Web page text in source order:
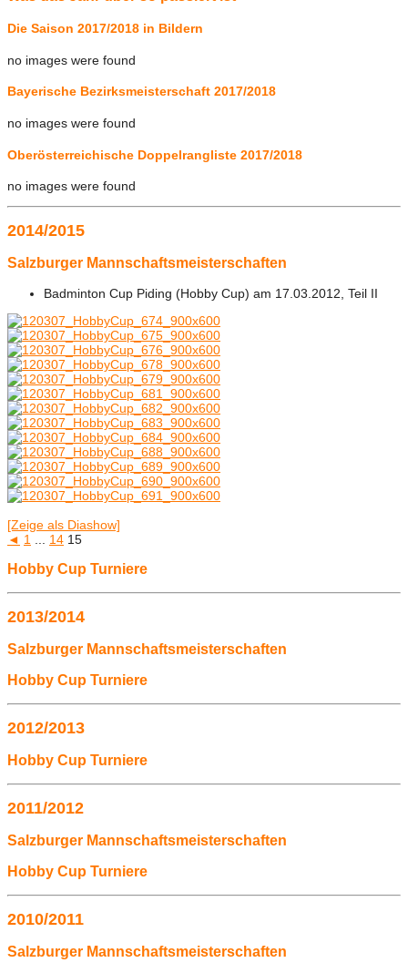
Die Saison 2017/2018 in Bildern
no images were found
Bayerische Bezirksmeisterschaft 2017/2018
no images were found
Oberösterreichische Doppelrangliste 2017/2018
no images were found
2014/2015
Salzburger Mannschaftsmeisterschaften
Badminton Cup Piding (Hobby Cup) am 17.03.2012, Teil II
[Zeige als Diashow]
◄ 1 14 15
Hobby Cup Turniere
2013/2014
Salzburger Mannschaftsmeisterschaften
Hobby Cup Turniere
2012/2013
Hobby Cup Turniere
2011/2012
Salzburger Mannschaftsmeisterschaften
Hobby Cup Turniere
2010/2011
Salzburger Mannschaftsmeisterschaften